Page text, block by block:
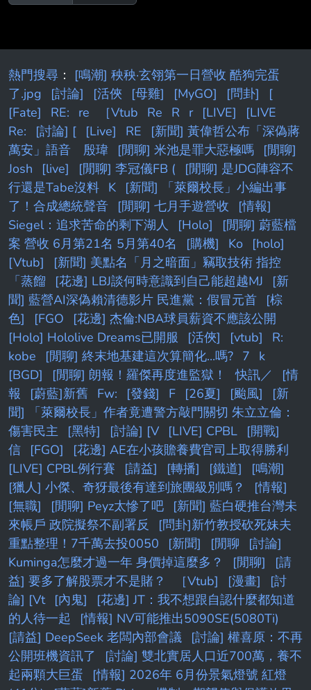
熱門搜尋 ： [鳴潮] 秧秧·玄翎第一日營收 酷狗完蛋
了.jpg
[討論] [活俠 [母雞] [MyGO] [問卦]
[
[Fate]
RE: re ［Vtub Re R r [LIVE]
[LIVE
Re:
[討論] [ [Live] RE
[新聞] 黃偉哲公布「深偽蔣
萬安」語音 殷瑋
[閒聊] 米池是罪大惡極嗎
[閒聊]
Josh
[live] [閒聊] 李冠儀FB (
[閒聊] 是JDG陣容不
行還是Tabe沒料 K
[新聞] 「萊爾校長」小編出事
了！合成總統聲音
[閒聊] 七月手遊營收
[情報]
Siegel：追求苦命的剩下湖人
[Holo]
[閒聊] 蔚藍檔
案 營收 6月第21名 5月第40名
[購機] Ko
[holo]
[Vtub]
[新聞] 美點名「月之暗面」竊取技術 指控
「蒸餾
[花邊] LBJ談何時意識到自己能超越MJ
[新
聞] 藍營AI深偽賴清德影片 民進黨：假冒元首
[棕
色]
[FGO
[花邊] 杰倫:NBA球員薪資不應該公開
[Holo] Hololive Dreams已開服
[活俠] [vtub]
R:
kobe
[閒聊] 終末地基建這次算簡化...嗎? 7
k
[BGD]
[閒聊] 朗報！羅傑再度進監獄！ 快訊／
[情
報
[蔚藍]新舊 Fw: [發錢] F [26夏] [颱風]
[新
聞] 「萊爾校長」作者竟遭警方敲門關切 朱立立倫：
傷害民主
[黑特] [討論] [V [LIVE] CPBL
[開戰]
信
[FGO]
[花邊] AE在小孩贍養費官司上取得勝利
[LIVE] CPBL例行賽
[請益] [轉播] [鐵道]
[鳴潮]
[獵人] 小傑、奇犽最後有達到旅團級別嗎？
[情報]
[無職]
[閒聊] Peyz太慘了吧
[新聞] 藍白硬推台灣未
來帳戶 政院擬祭不副署反
[問卦]新竹教授砍死妹夫
重點整理！7千萬去投0050
[新聞] [閒聊
[討論]
Kuminga怎麼才過一年 身價掉這麼多？
[閒聊]
[請
益] 要多了解股票才不是賭？
［Vtub] [漫畫]
[討
論] [Vt
[內鬼]
[花邊] JT：我不想跟自認什麼都知道
的人待一起
[情報] NV可能推出5090SE(5080Ti)
[請益] DeepSeek 老闆內部會議
[討論] 權喜原：不再
公開班機資訊了
[討論] 雙北實居人口近700萬，養不
起兩顆大巨蛋
[情報] 2026年 6月份景氣燈號 紅燈